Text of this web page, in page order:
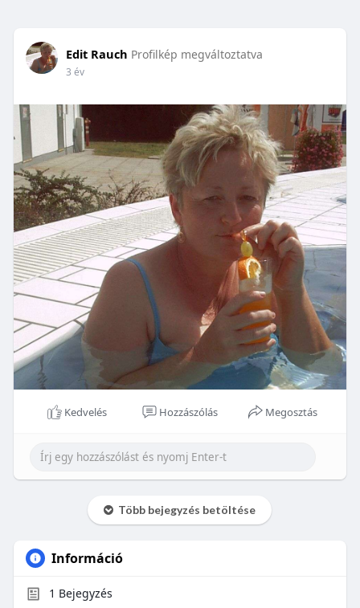
Edit Rauch Profilkép megváltoztatva
3 év
Kedvelés Hozzászólás Megosztás
Több bejegyzés betöltése
Információ
1 Bejegyzés